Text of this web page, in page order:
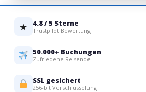
★ 4.8 / 5 Sterne
Trustpilot Bewertung
50.000+ Buchungen
Zufriedene Reisende
SSL gesichert
256-bit Verschlüsselung